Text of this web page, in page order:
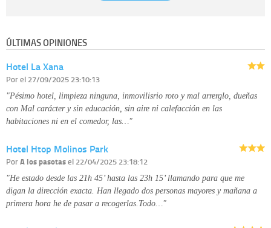
Derechos:tiene derecho a saber qué información tenemos sobre usted,
disponible en nuestra página web.
Información complementaria:
ÚLTIMAS OPINIONES
Hotel La Xana
Porel 27/09/2025 23:10:13
"Pésimo hotel, limpieza ninguna, inmovilisrio roto y mal arrerglo, dueñas
con Mal carácter y sin educación, sin aire ni calefacción en las
habitaciones ni en el comedor, las…"
Hotel Htop Molinos Park
PorA los pasotasel 22/04/2025 23:18:12
"He estado desde las 21h 45’ hasta las 23h 15’ llamando para que me
digan la dirección exacta. Han llegado dos personas mayores y mañana a
primera hora he de pasar a recogerlas.Todo…"